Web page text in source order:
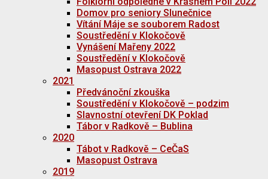
Domov pro seniory Slunečnice
Vítání Máje se souborem Radost
Soustředění v Klokočově
Vynášení Mařeny 2022
Soustředění v Klokočově
Masopust Ostrava 2022
2021
Předvánoční zkouška
Soustředění v Klokočově – podzim
Slavnostní otevření DK Poklad
Tábor v Radkově – Bublina
2020
Tábot v Radkově – CeČaS
Masopust Ostrava
2019